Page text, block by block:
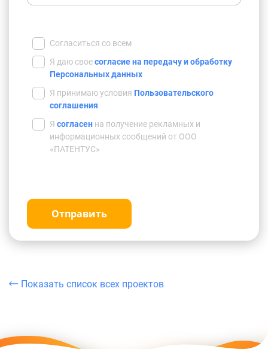
Согласиться со всем
Я даю своесогласие на передачу и обработку
Персональных данных
Я принимаю условия Пользовательского
соглашения
Я согласен на получение рекламных и
информационных сообщений от ООО
«ПАТЕНТУС»
Отправить
Показать список всех проектов